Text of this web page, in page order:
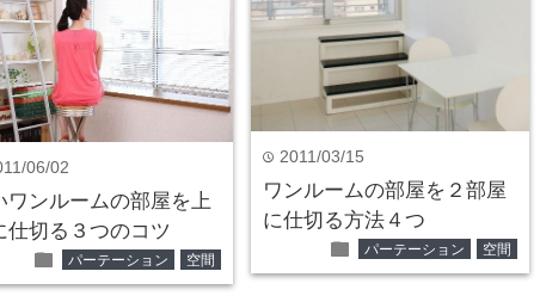
06/02
ワンルームの部屋を上
仕切る３つのコツ
folder パーテーション 空間
time 2011/03/15
ワンルームの部屋を２部屋
に仕切る方法４つ
folder パーテーション 空間